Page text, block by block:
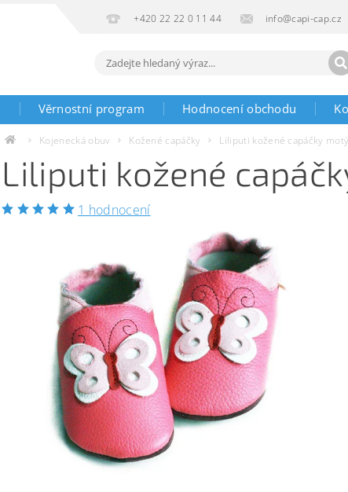
+420 22 22 0 11 44 info@capi-cap.cz
Věrnostní program Hodnocení obchodu
Kojenecká obuv Kožené capáčky Liliputi kožené capáčky
Liliputi kožené
1 hodnocení